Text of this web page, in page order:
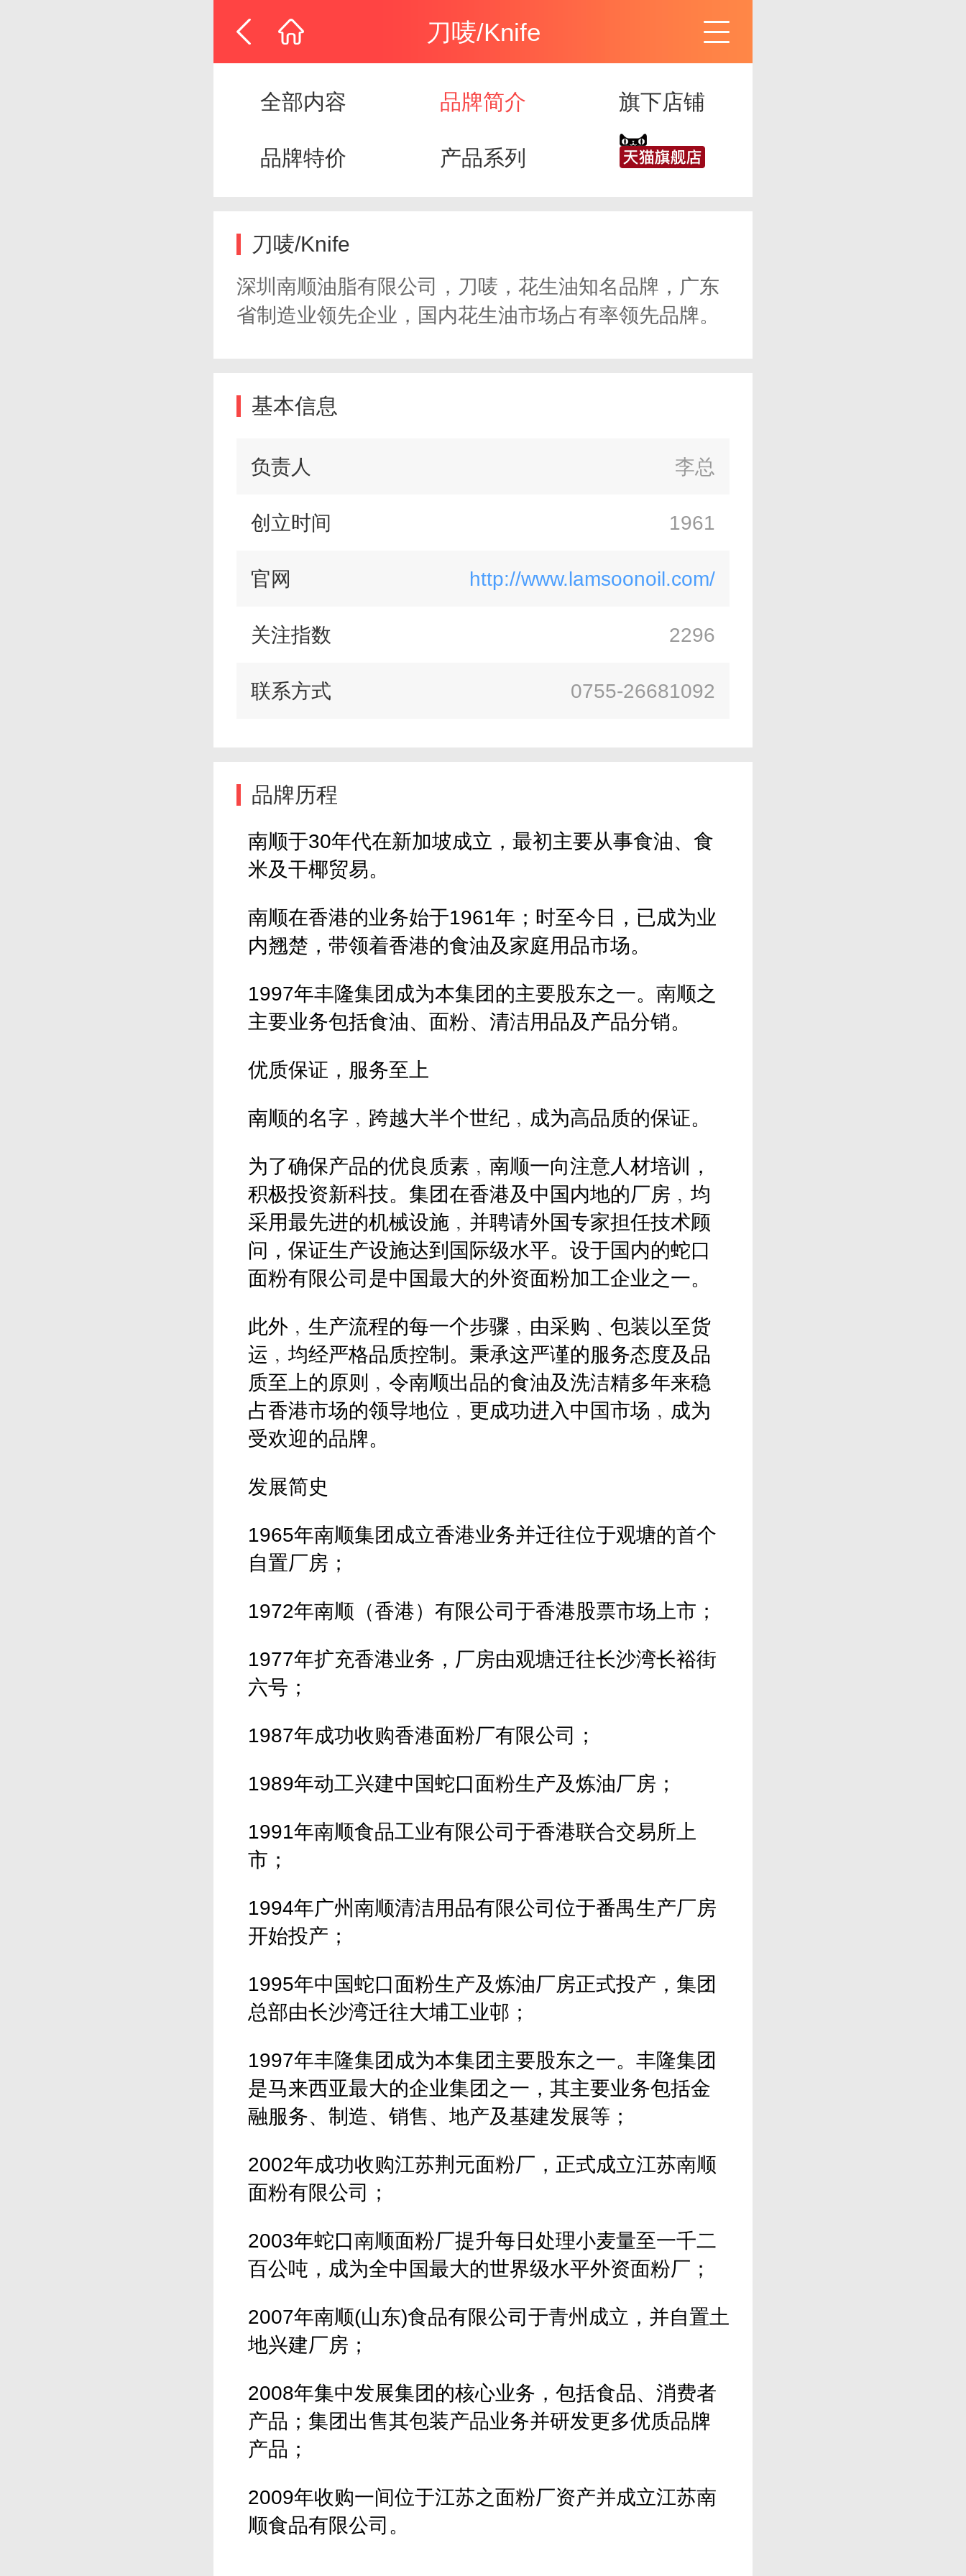
刀唛/Knife
全部内容 品牌简介 旗下店铺
品牌特价 产品系列
刀唛/Knife
深圳南顺油脂有限公司，刀唛，花生油知名品牌，广东
省制造业领先企业，国内花生油市场占有率领先品牌。
基本信息
负责人 李总
创立时间 1961
官网 http://www.lamsoonoil.com/
关注指数 2296
联系方式 0755-26681092
品牌历程
南顺于30年代在新加坡成立，最初主要从事食油、食
米及干椰贸易。
南顺在香港的业务始于1961年；时至今日，已成为业
内翘楚，带领着香港的食油及家庭用品市场。
1997年丰隆集团成为本集团的主要股东之一。南顺之
主要业务包括食油、面粉、清洁用品及产品分销。
优质保证，服务至上
南顺的名字﹐跨越大半个世纪﹐成为高品质的保证。
为了确保产品的优良质素﹐南顺一向注意人材培训，
积极投资新科技。集团在香港及中国内地的厂房﹐均
采用最先进的机械设施﹐并聘请外国专家担任技术顾
问，保证生产设施达到国际级水平。设于国内的蛇口
面粉有限公司是中国最大的外资面粉加工企业之一。
此外﹐生产流程的每一个步骤﹐由采购﹑包装以至货
运﹐均经严格品质控制。秉承这严谨的服务态度及品
质至上的原则﹐令南顺出品的食油及洗洁精多年来稳
占香港市场的领导地位﹐更成功进入中国市场﹐成为
受欢迎的品牌。
发展简史
1965年南顺集团成立香港业务并迁往位于观塘的首个
自置厂房；
1972年南顺（香港）有限公司于香港股票市场上市；
1977年扩充香港业务，厂房由观塘迁往长沙湾长裕街
六号；
1987年成功收购香港面粉厂有限公司；
1989年动工兴建中国蛇口面粉生产及炼油厂房；
1991年南顺食品工业有限公司于香港联合交易所上
市；
1994年广州南顺清洁用品有限公司位于番禺生产厂房
开始投产；
1995年中国蛇口面粉生产及炼油厂房正式投产，集团
总部由长沙湾迁往大埔工业邨；
1997年丰隆集团成为本集团主要股东之一。丰隆集团
是马来西亚最大的企业集团之一，其主要业务包括金
融服务、制造、销售、地产及基建发展等；
2002年成功收购江苏荆元面粉厂，正式成立江苏南顺
面粉有限公司；
2003年蛇口南顺面粉厂提升每日处理小麦量至一千二
百公吨，成为全中国最大的世界级水平外资面粉厂；
2007年南顺(山东)食品有限公司于青州成立，并自置土
地兴建厂房；
2008年集中发展集团的核心业务，包括食品、消费者
产品；集团出售其包装产品业务并研发更多优质品牌
产品；
2009年收购一间位于江苏之面粉厂资产并成立江苏南
顺食品有限公司。